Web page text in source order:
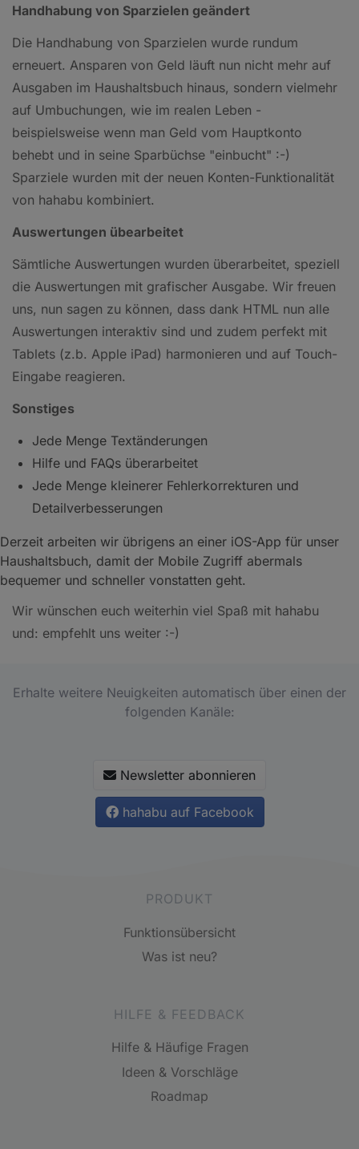
Handhabung von Sparzielen geändert
Die Handhabung von Sparzielen wurde rundum
erneuert. Ansparen von Geld läuft nun nicht mehr auf
Ausgaben im Haushaltsbuch hinaus, sondern vielmehr
auf Umbuchungen, wie im realen Leben -
beispielsweise wenn man Geld vom Hauptkonto
behebt und in seine Sparbüchse "einbucht" :-)
Sparziele wurden mit der neuen Konten-Funktionalität
von hahabu kombiniert.
Auswertungen übearbeitet
Sämtliche Auswertungen wurden überarbeitet, speziell
die Auswertungen mit grafischer Ausgabe. Wir freuen
uns, nun sagen zu können, dass dank HTML nun alle
Auswertungen interaktiv sind und zudem perfekt mit
Tablets (z.b. Apple iPad) harmonieren und auf Touch-
Eingabe reagieren.
Sonstiges
Jede Menge Textänderungen
Hilfe und FAQs überarbeitet
Jede Menge kleinerer Fehlerkorrekturen und
Detailverbesserungen
Derzeit arbeiten wir übrigens an einer iOS-App für unser
Haushaltsbuch, damit der Mobile Zugriff abermals
bequemer und schneller vonstatten geht.
Wir wünschen euch weiterhin viel Spaß mit hahabu
und: empfehlt uns weiter :-)
Erhalte weitere Neuigkeiten automatisch über einen der
folgenden Kanäle:
Newsletter abonnieren
hahabu auf Facebook
PRODUKT
Funktionsübersicht
Was ist neu?
HILFE & FEEDBACK
Hilfe & Häufige Fragen
Ideen & Vorschläge
Roadmap